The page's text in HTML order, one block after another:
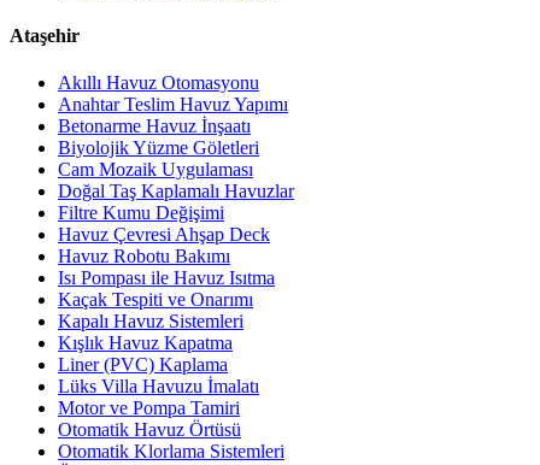
Ataşehir
Akıllı Havuz Otomasyonu
Anahtar Teslim Havuz Yapımı
Betonarme Havuz İnşaatı
Biyolojik Yüzme Göletleri
Cam Mozaik Uygulaması
Doğal Taş Kaplamalı Havuzlar
Filtre Kumu Değişimi
Havuz Çevresi Ahşap Deck
Havuz Robotu Bakımı
Isı Pompası ile Havuz Isıtma
Kaçak Tespiti ve Onarımı
Kapalı Havuz Sistemleri
Kışlık Havuz Kapatma
Liner (PVC) Kaplama
Lüks Villa Havuzu İmalatı
Motor ve Pompa Tamiri
Otomatik Havuz Örtüsü
Otomatik Klorlama Sistemleri